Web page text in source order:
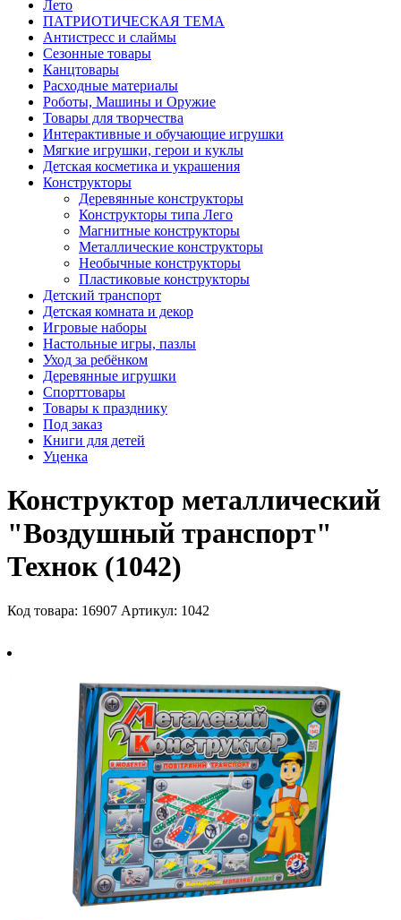
Лето
ПАТРИОТИЧЕСКАЯ ТЕМА
Антистресс и слаймы
Сезонные товары
Канцтовары
Расходные материалы
Роботы, Машины и Оружие
Товары для творчества
Интерактивные и обучающие игрушки
Мягкие игрушки, герои и куклы
Детская косметика и украшения
Конструкторы
Деревянные конструкторы
Конструкторы типа Лего
Магнитные конструкторы
Металлические конструкторы
Необычные конструкторы
Пластиковые конструкторы
Детский транспорт
Детская комната и декор
Игровые наборы
Настольные игры, пазлы
Уход за ребёнком
Деревянные игрушки
Спорттовары
Товары к празднику
Под заказ
Книги для детей
Уценка
Конструктор металлический
"Воздушный транспорт"
Технок (1042)
Код товара: 16907 Артикул: 1042